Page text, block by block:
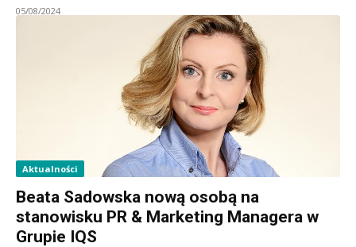
05/08/2024
Aktualności
Beata Sadowska nową osobą na
stanowisku PR & Marketing Managera w
Grupie IQS